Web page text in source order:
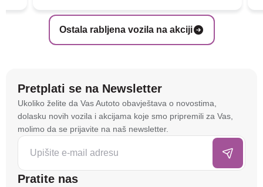
Ostala rabljena vozila na akciji
Pretplati se na Newsletter
Ukoliko želite da Vas Autoto obavještava o novostima,
dolasku novih vozila i akcijama koje smo pripremili za Vas,
molimo da se prijavite na naš newsletter.
Pratite nas
Na stranici
tehnologije kako bismo spremali i pristupali
informacijama na vašem uređaju. To nam omogućuje
da poboljšamo funkcionalnost stranice, analiziramo
posjećenost te prikazujemo personalizirane oglase i
sadržaje koji bi vas mogli zanimati. U tu svrhu mogu
se kreirati korisnički profili koji povezuju podatke s